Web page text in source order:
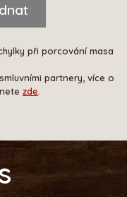
při porcování masa
partnery, více o
zde.